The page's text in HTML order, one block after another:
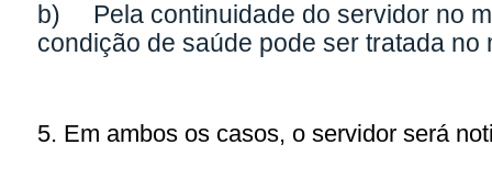
b) Pela continuidade do servidor no
condição de saúde pode ser tratada no
5. Em ambos os casos, o servidor será